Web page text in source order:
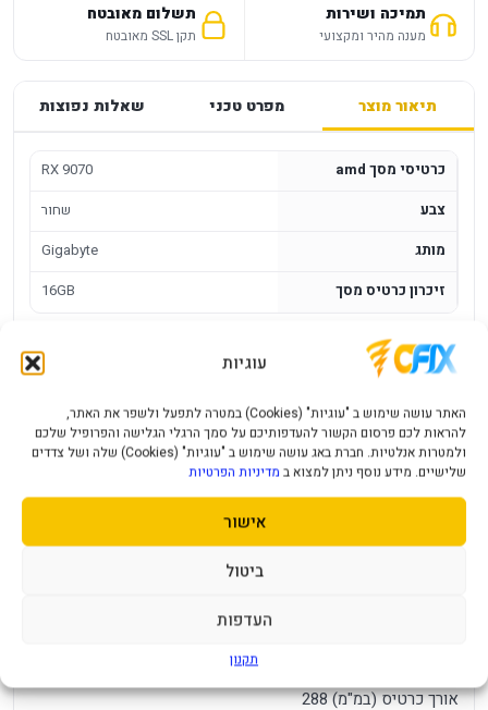
עוגיות
האתר עושה שימוש ב "עוגיות" (Cookies) במטרה לתפעל ולשפר את האתר,
להראות לכם פרסום הקשור להעדפותיכם על סמך הרגלי הגלישה והפרופיל שלכם
ולמטרות אנלטיות. חברת באג עושה שימוש ב "עוגיות" (Cookies) שלה ושל צדדים
שלישיים. מידע נוסף ניתן למצוא ב מדיניות הפרטיות
אישור
ביטול
העדפות
תקנון
תמיכה ושירות
מענה מהיר ומקצועי
תשלום מאובטח
תקן SSL מאובטח
תיאור מוצר מפרט טכני שאלות נפוצות
כרטיסי מסך amd
RX 9070
צבע
שחור
מותג
Gigabyte
זיכרון כרטיס מסך
16GB
כרטיס מסך Gigabyte Radeon RX9070
Gaming OC 16GB
מק"ט יצרן GV-R9070GAMING OC-16GD
מנוע גרפי AMD Radeon™ RX 9070
זיכרון 16GB
אורך כרטיס (במ"מ) 288